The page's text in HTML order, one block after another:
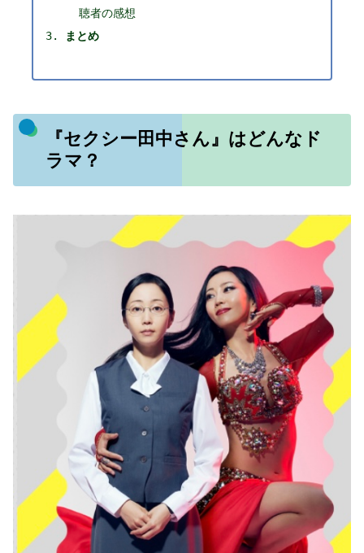
聴者の感想
まとめ
『セクシー田中さん』はどんなド
ラマ？